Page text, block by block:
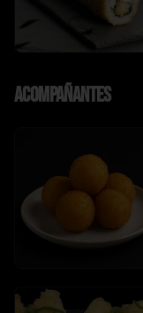
Acompañantes